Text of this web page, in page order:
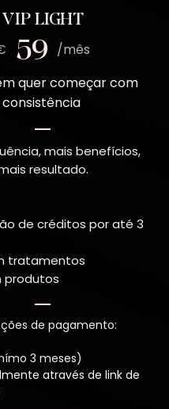
VIP LIGHT
59
/mês
quer começar com
consistência
mais benefícios,
resultado.
de créditos por até 3
tratamentos
produtos
de pagamento:
3 meses)
através de link de